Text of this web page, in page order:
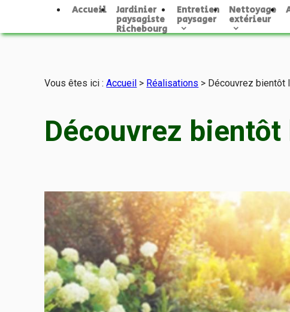
Accueil Jardinier
paysagiste
Richebourg
Entretien
paysager
Nettoyage
extérieur
Vous êtes ici :Accueil > Réalisations > Découvrez bientôt
Découvrez
Panneau de gestion des cookies